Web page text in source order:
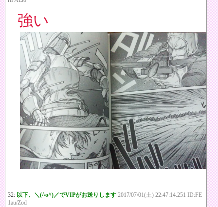
強い
32: 以下、＼(^o^)／でVIPがお送りします 2017/07/01(土) 22:47:14.251 ID:FE
1au/Zod